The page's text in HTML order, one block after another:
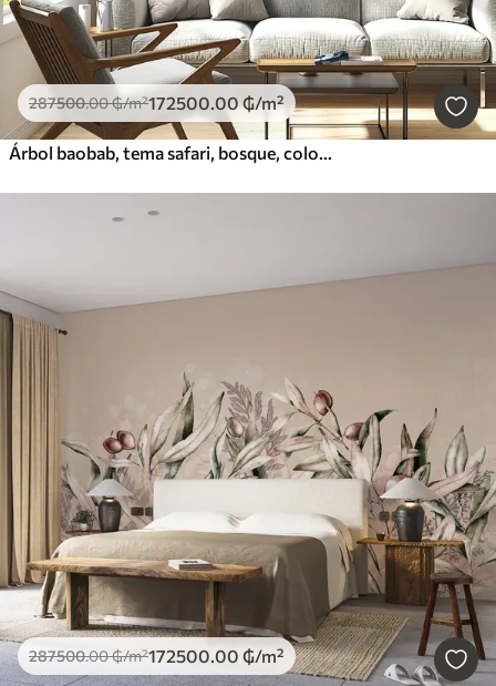
287500.00₲/m²172500.00 ₲/m²
Árbol baobab, tema safari, bosque, colores beige y verde
287500.00₲/m²172500.00 ₲/m²